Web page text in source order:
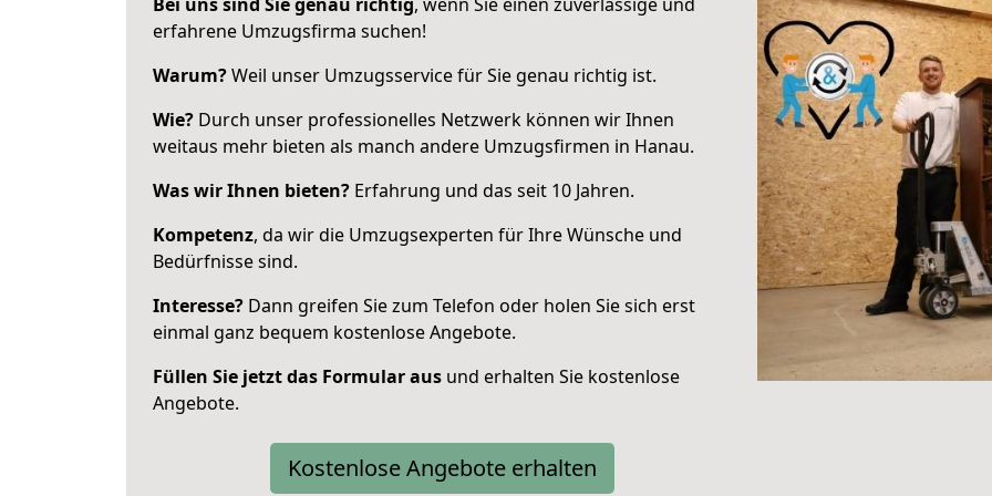
erfahrene Umzugsfirma suchen!
Warum?Weil unser Umzugsservice für Sie genau richtig ist.
Wie? Durch unser professionelles Netzwerk können wir Ihnen
weitaus mehr bieten als manch andere Umzugsfirmen in Hanau.
Was wir Ihnen bieten? Erfahrung und das seit 10 Jahren.
Kompetenz, da wir die Umzugsexperten für Ihre Wünsche und
Bedürfnisse sind.
Interesse? Dann greifen Sie zum Telefon oder holen Sie sich erst
einmal ganz bequem kostenlose Angebote.
Füllen Sie jetzt das Formular aus und erhalten Sie kostenlose
Angebote.
Kostenlose Angebote erhalten